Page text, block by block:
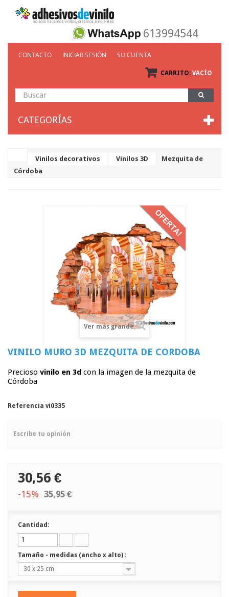
613994544
CONTACTO INICIAR SESIÓN SU CUENTA
CARRITO: VACÍO
CATEGORÍAS
Vinilos decorativos Vinilos 3D
Mezquita de
Córdoba
Ver más grande
VINILO MURO 3D MEZQUITA DE CÓRDOBA
Precioso vinilo en 3d con la imagen de la mezquita de
Córdoba
Referencia vi0335
Escribe tu opinión
30,56 €
-15% 35,95 €
Cantidad:
Tamaño - medidas (ancho x alto) :
30 x 25 cm